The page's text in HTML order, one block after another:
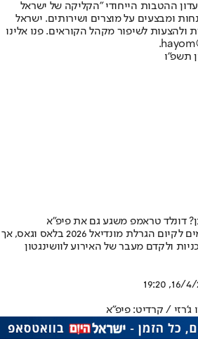
ההטבות הייחודי "הקליקה של ישראל
ומבצעים על מוצרים ושירותים. ישראל
ולהצעות לשיפור מקהל הקוראים. פנו אלינו
תשפ"ו
דונלד טראמפ משגע גם את פיפ"א
הארגון מנהל מגעים מתקדמים לקיום הגרלת מונדיאל 2026 בלאס וגאס, אך
ולקדם מעבר של האירוע לוושינגטון
16/4/